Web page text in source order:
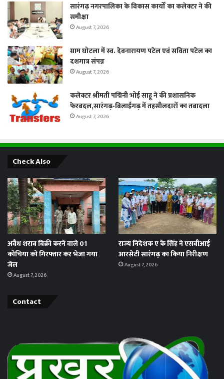
सारंगढ़ नगरपालिका के विकास कार्यों का कलेक्टर ने की
समीक्षा
August 7, 2026
ग्राम घोटला में स्व. देवनारायण पटेल एवं सविता पटेल का
दशगात्र संपन्न
August 7, 2026
कलेक्टर श्रीमती पद्मिनी भोई साहू ने की प्रशासनिक
फेरबदल,सारंगढ़-बिलाईगढ़ में तहसीलदारों का तबादला
August 7, 2026
Check Also
अवैध शराब बिक्री करने वाले 01
कोचिया को गिरफ्तार कर भेजा गया
जेल
August 7, 2026
राज्य निदेशक ए के सिंह ने एसबीआई
आरसेटी सारंगढ़ का किया निरीक्षण
August 7, 2026
Contact